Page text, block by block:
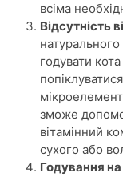
всіма
Відсутність
годувати
зможе
вітамінний
сухого або
Годування